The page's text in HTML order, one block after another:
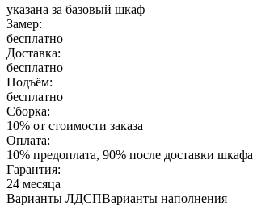
указана за базовый шкаф
Замер:
бесплатно
Доставка:
бесплатно
Подъём:
бесплатно
Сборка:
10% от стоимости заказа
Оплата:
10% предоплата, 90% после доставки шкафа
Гарантия:
24 месяца
Варианты ЛДСПВарианты наполнения